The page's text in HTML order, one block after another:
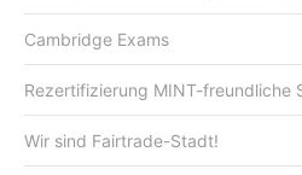
Cambridge Exams
Rezertifizierung MINT-freundliche
Wir sind Fairtrade-Stadt!